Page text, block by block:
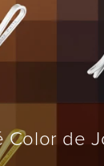
Color de